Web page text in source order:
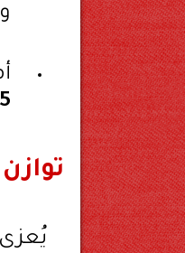
و3.506 تريليون في ديسمبر 2024.